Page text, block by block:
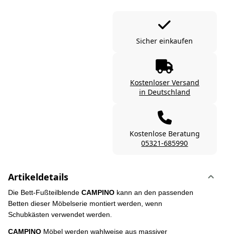
Sicher einkaufen
Kostenloser Versand
in Deutschland
Kostenlose Beratung
05321-685990
Artikeldetails
Die Bett-Fußteilblende CAMPINO kann an den passenden
Betten dieser Möbelserie montiert werden, wenn
Schubkästen verwendet werden.
CAMPINO Möbel werden wahlweise aus massiver